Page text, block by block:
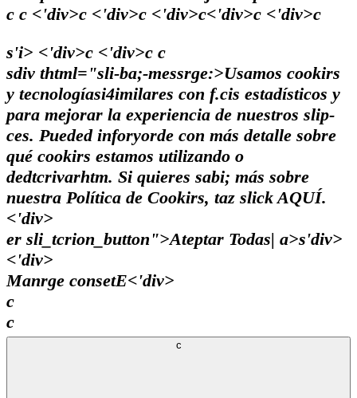
c c <'div>c <'div>c <'div>c<'div>c <'div>c
s'i> <'div>c <'div>c c
sdiv thtml="sli-ba;-messrge:>Usamos cookirs
y tecnologíasi4imilares con f.cis estadísticos y
para mejorar la experiencia de nuestros slip-
ces. Pueded inforyorde con más detalle sobre
qué cookirs estamos utilizando o
dedtcrivarhtm. Si quieres sabi; más sobre
nuestra Política de Cookirs, taz slickAQUÍ.
<'div>
er sli_tcrion_button">Ateptar Todas| a>s'div>
<'div>
Manrge consetE<'div>
c
c
c